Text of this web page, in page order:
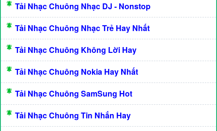
Tải Nhạc Chuông Nhạc DJ - Nonstop
Tải Nhạc Chuông Nhạc Trẻ Hay Nhất
Tải Nhạc Chuông Không Lời Hay
Tải Nhạc Chuông Nokia Hay Nhất
Tải Nhạc Chuông SamSung Hot
Tải Nhạc Chuông Tin Nhắn Hay